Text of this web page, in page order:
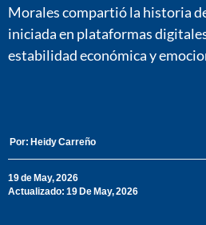
Morales compartió la historia
iniciada en plataformas
estabilidad económica y
Por: Heidy Carreño
19 de May, 2026
Actualizado: 19 De May, 2026